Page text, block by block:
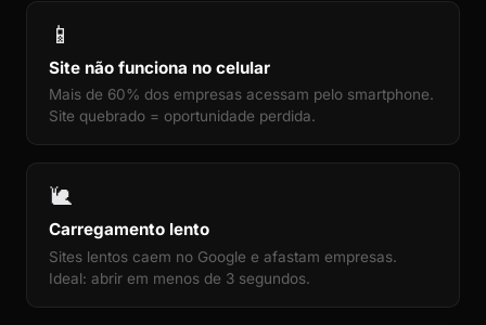
📱
Site não funciona no celular
Mais de 60% dos empresas acessam pelo smartphone.
Site quebrado = oportunidade perdida.
🐌
Carregamento lento
Sites lentos caem no Google e afastam empresas.
Ideal: abrir em menos de 3 segundos.